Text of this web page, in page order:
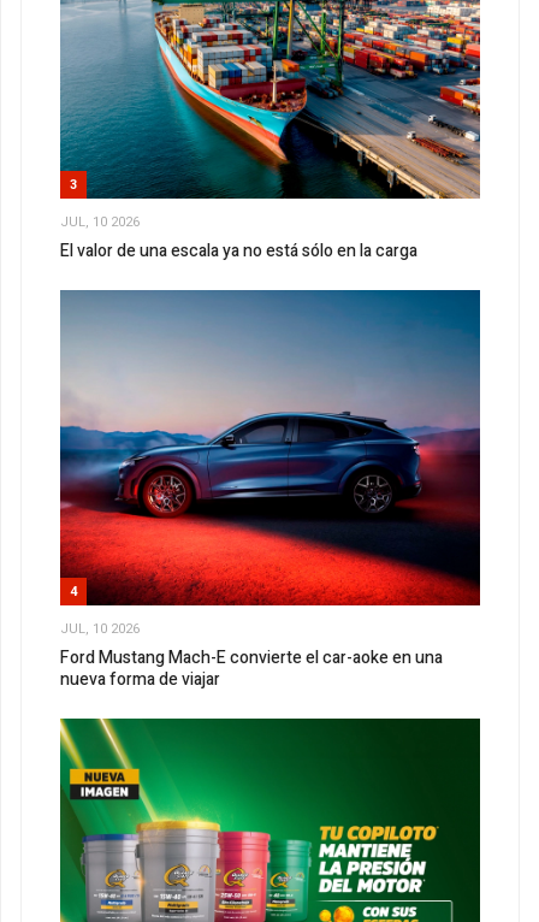
3
JUL, 10 2026
El valor de una escala ya no está sólo en la carga
4
JUL, 10 2026
Ford Mustang Mach-E convierte el car-aoke en una
nueva forma de viajar